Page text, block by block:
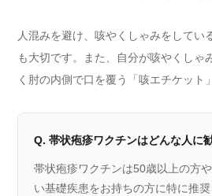
人混みを避け、咳やくしゃみをしてい
も大切です。また、自分が咳やくしゃ
く肘の内側で口を覆う「咳エチケット
Q. 帯状疱疹ワクチンはどんな人に
帯状疱疹ワクチンは50歳以上の方
い基礎疾患をお持ちの方に特に推